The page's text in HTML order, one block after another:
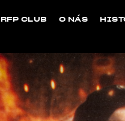
RFP CLUB O NÁS